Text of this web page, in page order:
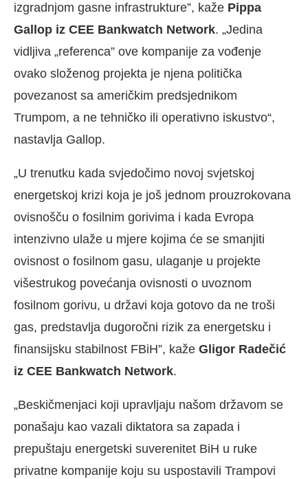
izgradnjom gasne infrastrukture”, kaže Pippa
Gallop iz CEE Bankwatch Network. „Jedina
vidljiva „referenca” ove kompanije za vođenje
ovako složenog projekta je njena politička
povezanost sa američkim predsjednikom
Trumpom, a ne tehničko ili operativno iskustvo“,
nastavlja Gallop.
„U trenutku kada svjedočimo novoj svjetskoj
energetskoj krizi koja je još jednom prouzrokovana
ovisnošču o fosilnim gorivima i kada Evropa
intenzivno ulaže u mjere kojima će se smanjiti
ovisnost o fosilnom gasu, ulaganje u projekte
višestrukog povećanja ovisnosti o uvoznom
fosilnom gorivu, u državi koja gotovo da ne troši
gas, predstavlja dugoročni rizik za energetsku i
finansijsku stabilnost FBiH”, kaže Gligor Radečić
iz CEE Bankwatch Network.
„Beskičmenjaci koji upravljaju našom državom se
ponašaju kao vazali diktatora sa zapada i
prepuštaju energetski suverenitet BiH u ruke
privatne kompanije koju su uspostavili Trampovi